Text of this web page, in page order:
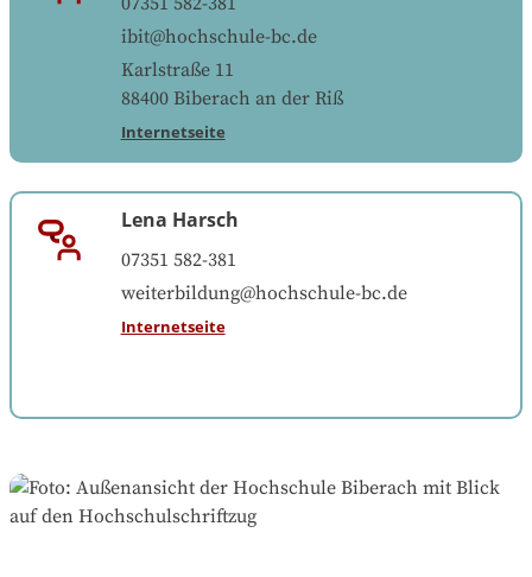
ibit@hochschule-bc.de
Karlstraße 11
88400 Biberach an der Riß
Internetseite
Lena Harsch
07351 582-381
weiterbildung@hochschule-bc.de
Internetseite